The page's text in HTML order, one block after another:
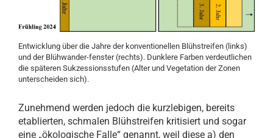
Entwicklung über die Jahre der konventionellen Blühstreifen (links)
und der Blühwander-fenster (rechts). Dunklere Farben verdeutlichen
die späteren Sukzessionsstufen (Alter und Vegetation der Zonen
unterscheiden sich).
Zunehmend werden jedoch die kurzlebigen, bereits
etablierten, schmalen Blühstreifen kritisiert und sogar
eine „ökologische Falle“ genannt, weil diese a) den